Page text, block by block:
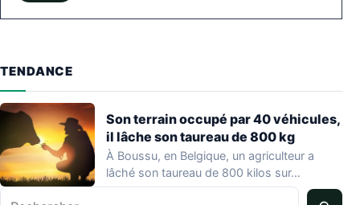
TENDANCE
Son terrain occupé par 40 véhicules,
il lâche son taureau de 800 kg
À Boussu, en Belgique, un agriculteur a
lâché son taureau de 800 kilos sur…
Rechercher